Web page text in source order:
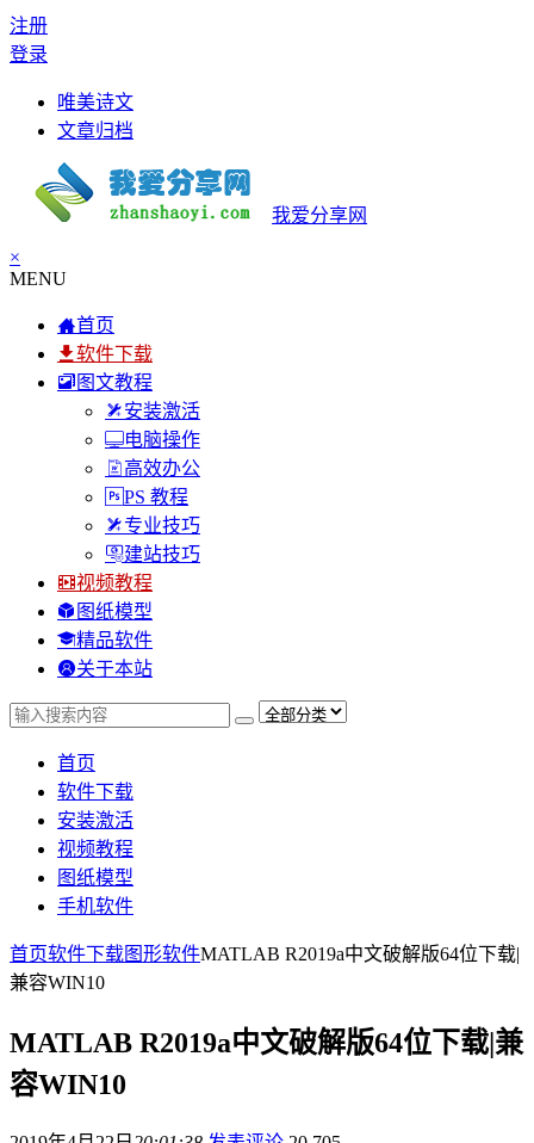
注册
登录
唯美诗文
文章归档
我爱分享网
×
MENU
首页
软件下载
图文教程
安装激活
电脑操作
高效办公
PS 教程
专业技巧
建站技巧
视频教程
图纸模型
精品软件
关于本站
首页
软件下载
安装激活
视频教程
图纸模型
手机软件
首页软件下载图形软件MATLAB R2019a中文破解版64位下载|
兼容WIN10
MATLAB R2019a中文破解版64位下载|兼
容WIN10